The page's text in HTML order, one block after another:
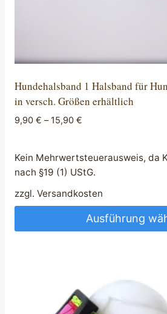
Hundehalsband 1 Halsband für
in versch. Größen erhältlich
9,90 € –15,90 €
Kein Mehrwertsteuerausweis, da
nach §19 (1) UStG.
zzgl. Versandkosten
Ausführung
Varianten